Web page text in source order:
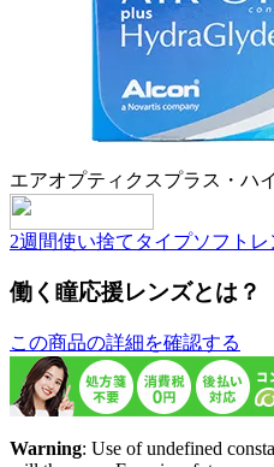
エアオプティクスプラス・ハ
2週間使い捨てタイプソフトレ
働く瞳応援レンズとは？
この商品の詳細を確認する
Warning: Use of undefined